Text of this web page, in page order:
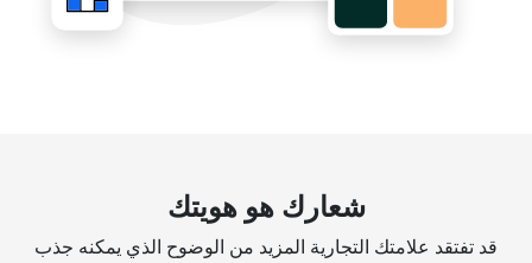
شعارك هو هويتك
قد تفتقد علامتك التجارية المزيد من الوضوح الذي يمكنه جذب